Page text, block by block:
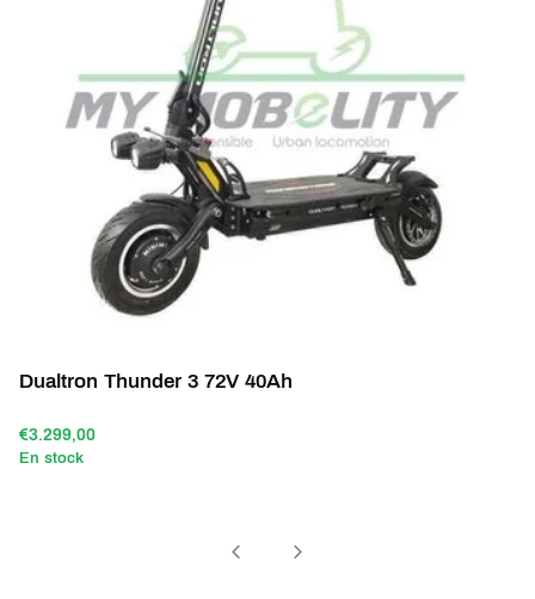
Dualtron Thunder 3 72V 40Ah
€3.299,00
En stock